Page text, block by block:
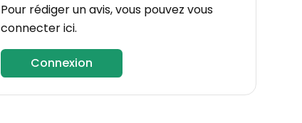
Pour rédiger un avis, vous pouvez vous
connecter ici.
Connexion